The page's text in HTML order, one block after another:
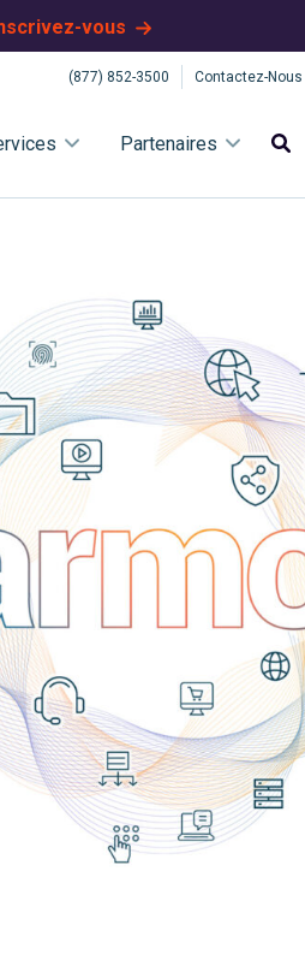
(877) 852-3500 Contactez-Nous
Partenaires
vous